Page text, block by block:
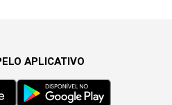
APLICATIVO